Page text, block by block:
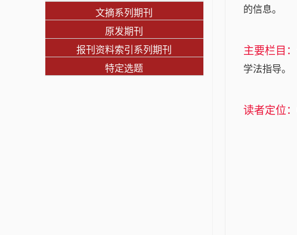
文摘系列期刊
原发期刊
报刊资料索引系列期刊
特定选题
的信息。
主要栏目：
学法指导。
读者定位：